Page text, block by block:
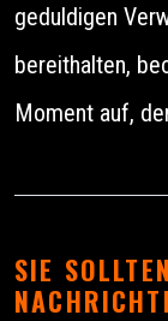
geduldigen
bereithalten,
Moment auf,
SIE